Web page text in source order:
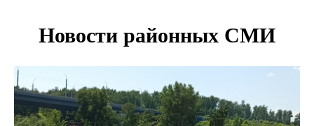
Транспортная прокуратура проверит S7 после инцидента
500 литров ухи сварили новосибирцам на
Бугринском пляже